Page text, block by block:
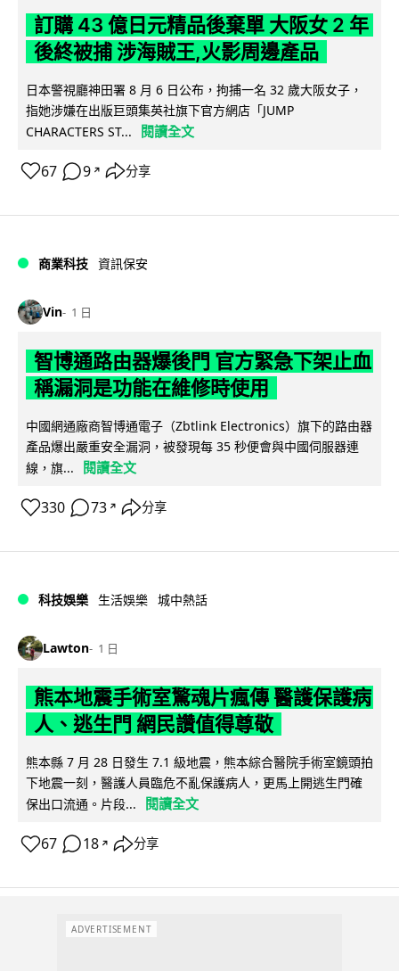
訂購 43 億日元精品後棄單 大阪女 2 年
後終被捕 涉海賊王,火影周邊產品
日本警視廳神田署 8 月 6 日公布，拘捕一名 32 歲大阪女子，
指她涉嫌在出版巨頭集英社旗下官方網店「JUMP
CHARACTERS ST...
閱讀全文
67 9 ↗ 分享
商業科技 資訊保安
Vin 1 日
智博通路由器爆後門 官方緊急下架止血
稱漏洞是功能在維修時使用
中國網通廠商智博通電子（Zbtlink Electronics）旗下的路由器
產品爆出嚴重安全漏洞，被發現每 35 秒便會與中國伺服器連
線，旗...
閱讀全文
330 73 ↗ 分享
科技娛樂 生活娛樂 城中熱話
Lawton 1 日
熊本地震手術室驚魂片瘋傳 醫護保護病
人、逃生門 網民讚值得尊敬
熊本縣 7 月 28 日發生 7.1 級地震，熊本綜合醫院手術室鏡頭拍
下地震一刻，醫護人員臨危不亂保護病人，更馬上開逃生門確
保出口流通。片段...
閱讀全文
67 18 ↗ 分享
ADVERTISEMENT